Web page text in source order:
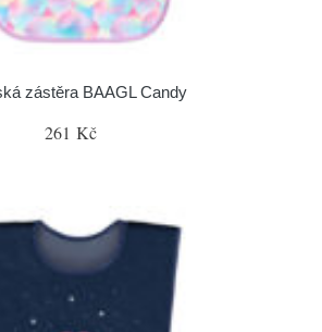
zástěra BAAGL Candy
261 Kč